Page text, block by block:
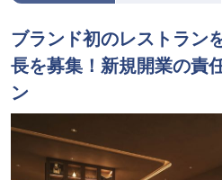
ブランド初のレストラン
長を募集！新規開業の責
ン